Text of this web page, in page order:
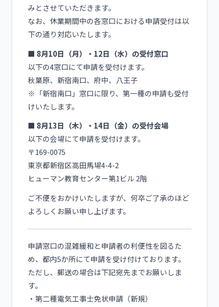
みとさせていただきます。
なお、休業期間中の各窓口における申請受付は以
下の通り対応いたします。
■ 8月10日（月）・12日（水）の受付窓口
以下の4窓口にて申請を受付けます。
秋葉原、新宿南口、府中、八王子
※「新宿南口」窓口に限り、第一種の申請も受付
けいたします。
■ 8月13日（木）・14日（金）の受付会場
以下の会場にて申請を受付けます。
〒169-0075
東京都新宿区高田馬場4-4-2
ヒューマン教育センター第1ビル 2階
ご不便をおかけいたしますが、何卒ご了承のほど
よろしくお願い申し上げます。
申請窓口の混雑緩和と申請者の利便性を図るた
め、都内5か所にて申請を受け付けております。
ただし、郵送の場合は下記宛先までお願いしま
す。
・第二種電気工事士免状申請（新規）